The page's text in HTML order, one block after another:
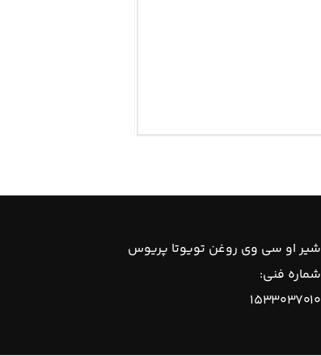
شیر او سی وی روغن تویوتا پریوس
شماره فنی:
۱۵۳۳۰۳۷۰۱۰